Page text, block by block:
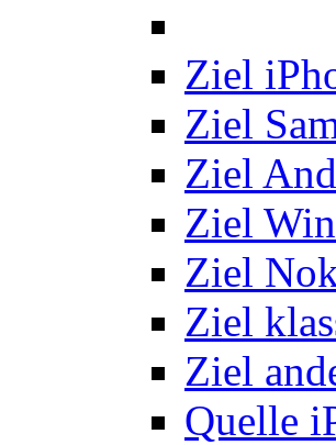
Ziel
Ziel
Ziel
Ziel
Ziel
Ziel
Ziel
Quelle